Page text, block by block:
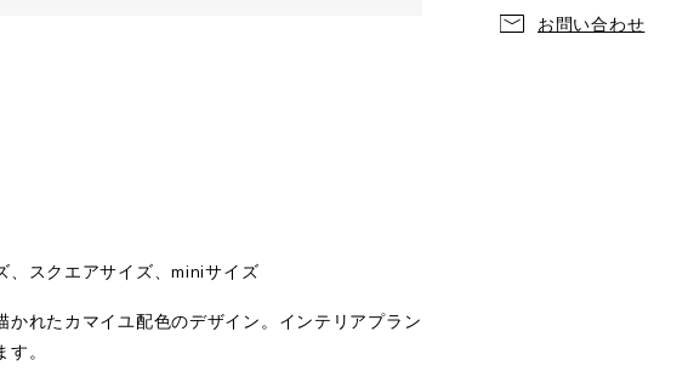
、スクエアサイズ、miniサイズ
かれたカマイユ配色のデザイン。インテリアプラン
。
お問い合わせ